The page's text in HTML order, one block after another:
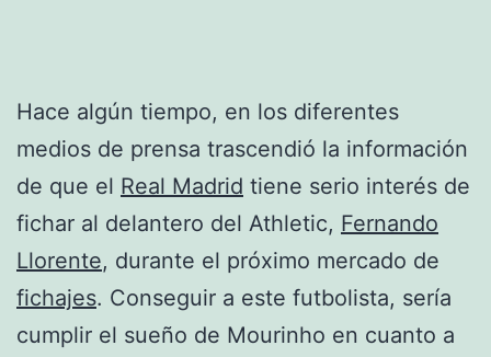
Hace algún tiempo, en los diferentes
medios de prensa trascendió la información
de que el Real Madrid tiene serio interés de
fichar al delantero del Athletic, Fernando
Llorente, durante el próximo mercado de
fichajes. Conseguir a este futbolista, sería
cumplir el sueño de Mourinho en cuanto a